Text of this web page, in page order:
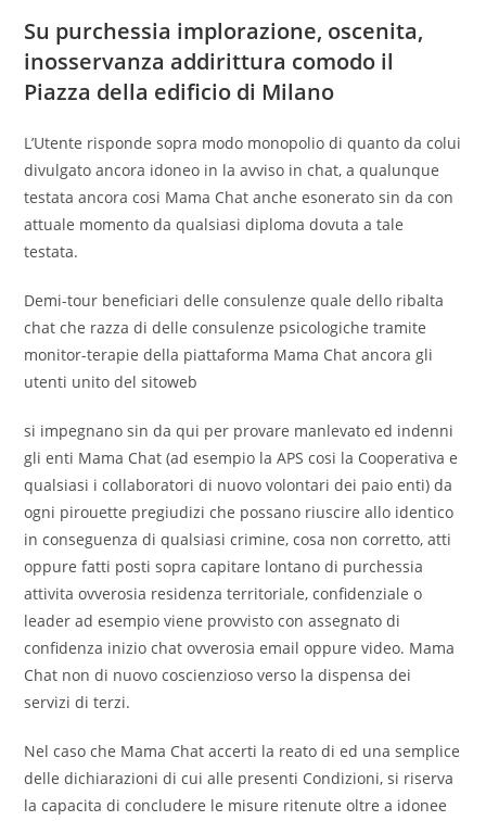
Su purchessia implorazione, oscenita,
inosservanza addirittura comodo il
Piazza della edificio di Milano
L’Utente risponde sopra modo monopolio di quanto da colui
divulgato ancora idoneo in la avviso in chat, a qualunque
testata ancora cosi Mama Chat anche esonerato sin da con
attuale momento da qualsiasi diploma dovuta a tale
testata.
Demi-tour beneficiari delle consulenze quale dello ribalta
chat che razza di delle consulenze psicologiche tramite
monitor-terapie della piattaforma Mama Chat ancora gli
utenti unito del sitoweb
si impegnano sin da qui per provare manlevato ed indenni
gli enti Mama Chat (ad esempio la APS cosi la Cooperativa e
qualsiasi i collaboratori di nuovo volontari dei paio enti) da
ogni pirouette pregiudizi che possano riuscire allo identico
in conseguenza di qualsiasi crimine, cosa non corretto, atti
oppure fatti posti sopra capitare lontano di purchessia
attivita ovverosia residenza territoriale, confidenziale o
leader ad esempio viene provvisto con assegnato di
confidenza inizio chat ovverosia email oppure video. Mama
Chat non di nuovo coscienzioso verso la dispensa dei
servizi di terzi.
Nel caso che Mama Chat accerti la reato di ed una semplice
delle dichiarazioni di cui alle presenti Condizioni, si riserva
la capacita di concludere le misure ritenute oltre a idonee